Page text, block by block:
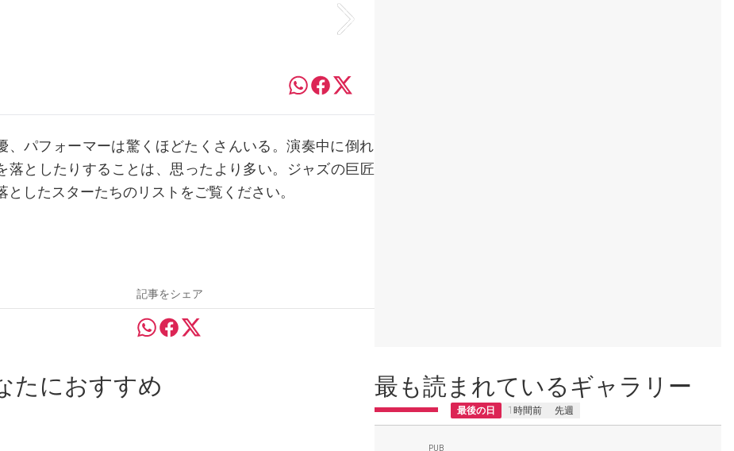
パフォーマーは驚くほどたくさんいる。演奏中に倒れ
としたりすることは、思ったより多い。ジャズの巨匠
したスターたちのリストをご覧ください。
記事をシェア
たにおすすめ 最も読まれているギャラリー
最後の日 1時間前 先週